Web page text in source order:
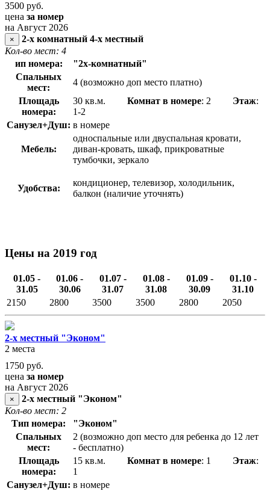
3500 руб.
цена за номер
на Август 2026
×
2-х комнатный 4-х местный
Кол-во мест: 4
ип номера:
"2х-комнатный"
Спальных
мест:
4 (возможно доп место платно)
Площадь
номера:
30 кв.м. Комнат в номере: 2 Этаж:
1-2
Санузел+Душ: в номере
Мебель:
односпальные или двуспальная кровати,
диван-кровать, шкаф, прикроватные
тумбочки, зеркало
Удобства:
кондиционер, телевизор, холодильник,
балкон (наличие уточнять)
Цены на 2019 год
01.05 -
31.05
01.06 -
30.06
01.07 -
31.07
01.08 -
31.08
01.09 -
30.09
01.10 -
31.10
2150
2800 3500 3500 2800 2050
2-х местный "Эконом"
2 места
1750 руб.
цена за номер
на Август 2026
×
2-х местный "Эконом"
Кол-во мест: 2
Тип номера:
"Эконом"
Спальных
мест:
2 (возможно доп место для ребенка до 12 лет
- бесплатно)
Площадь
номера:
15 кв.м. Комнат в номере: 1 Этаж:
1
Санузел+Душ: в номере